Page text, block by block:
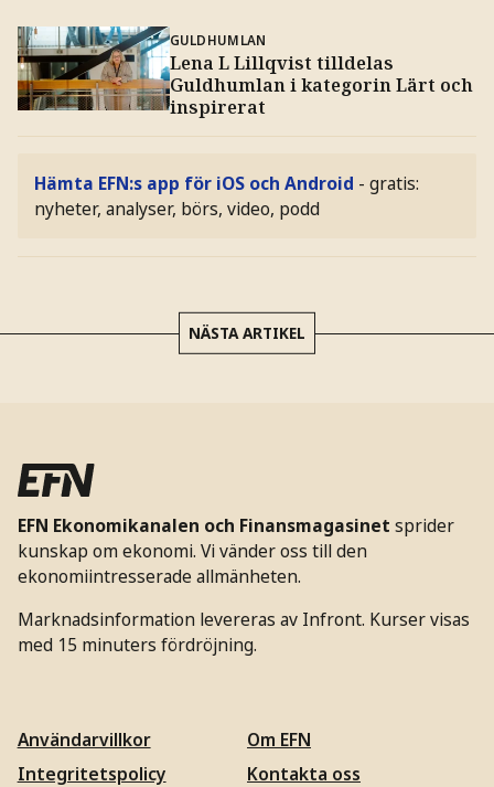
GULDHUMLAN
Lena L Lillqvist tilldelas
Guldhumlan i kategorin Lärt och
inspirerat
Hämta EFN:s app för iOS och Android - gratis:
nyheter, analyser, börs, video, podd
NÄSTA ARTIKEL
EFN Ekonomikanalen och Finansmagasinet sprider
kunskap om ekonomi. Vi vänder oss till den
ekonomiintresserade allmänheten.
Marknadsinformation levereras av Infront. Kurser visas
med 15 minuters fördröjning.
Användarvillkor
Integritetspolicy
Om EFN
Kontakta oss